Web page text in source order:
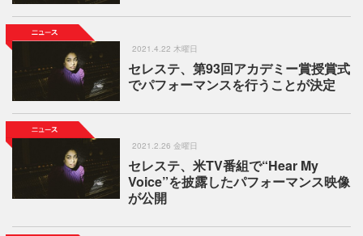
2021.4.22 木曜日
セレステ、第93回アカデミー賞授賞式
でパフォーマンスを行うことが決定
2021.2.26 金曜日
セレステ、米TV番組で“Hear My
Voice”を披露したパフォーマンス映像
が公開